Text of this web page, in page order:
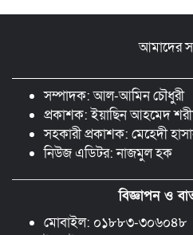
ফয়জুন্নেসা
এম. আব্দুল
আমাদের
সম্পাদক: আল-আমিন চৌধুরী
প্রকাশক: ইয়াছিন আহমেদ
সহকারী প্রকাশক: মেহেদী
নিউজ এডিটর: নাজমুল হক
বিজ্ঞাপন ও
মোবাইল: ০১৮৮৩-৩০৬০৪৮